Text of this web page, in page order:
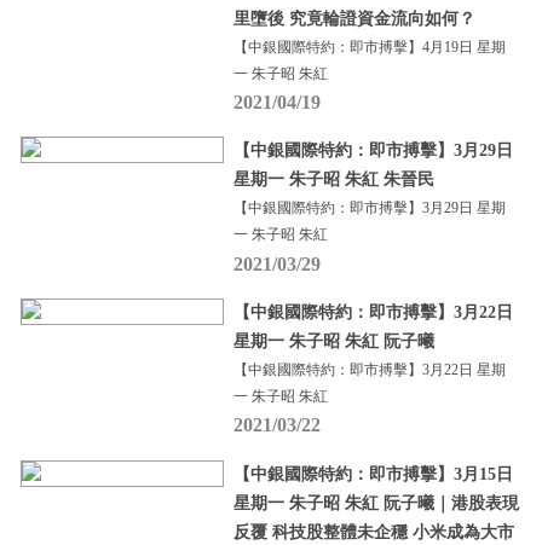
里墮後 究竟輪證資金流向如何？
【中銀國際特約：即市搏擊】4月19日 星期
一 朱子昭 朱紅
2021/04/19
【中銀國際特約：即市搏擊】3月29日
星期一 朱子昭 朱紅 朱晉民
【中銀國際特約：即市搏擊】3月29日 星期
一 朱子昭 朱紅
2021/03/29
【中銀國際特約：即市搏擊】3月22日
星期一 朱子昭 朱紅 阮子曦
【中銀國際特約：即市搏擊】3月22日 星期
一 朱子昭 朱紅
2021/03/22
【中銀國際特約：即市搏擊】3月15日
星期一 朱子昭 朱紅 阮子曦｜港股表現
反覆 科技股整體未企穩 小米成為大市